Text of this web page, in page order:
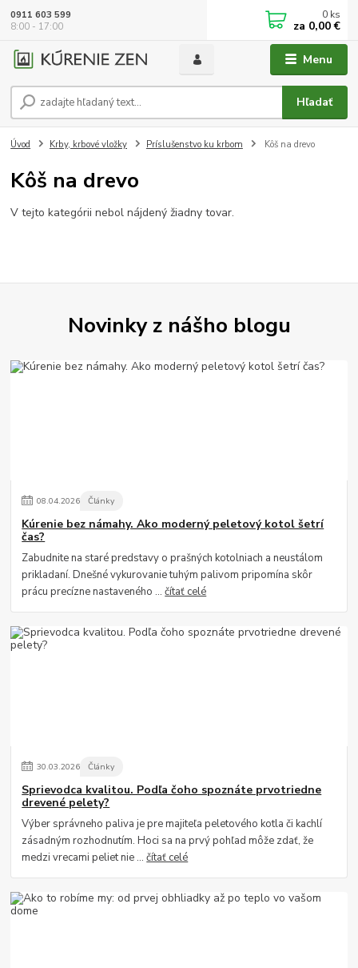
Menu
Hľadať
0911 603 599
8:00 - 17:00
0 ks
za 0,00 €
Úvod Krby, krbové vložky Príslušenstvo ku krbom Kôš na drevo
Kôš na drevo
V tejto kategórii nebol nájdený žiadny tovar.
Novinky z nášho blogu
08.04.2026 Články
Kúrenie bez námahy. Ako moderný peletový kotol šetrí
čas?
Zabudnite na staré predstavy o prašných kotolniach a neustálom
prikladaní. Dnešné vykurovanie tuhým palivom pripomína skôr
prácu precízne nastaveného ...čítať celé
30.03.2026 Články
Sprievodca kvalitou. Podľa čoho spoznáte prvotriedne
drevené pelety?
Výber správneho paliva je pre majiteľa peletového kotla či kachlí
zásadným rozhodnutím. Hoci sa na prvý pohľad môže zdať, že
medzi vrecami peliet nie ...čítať celé